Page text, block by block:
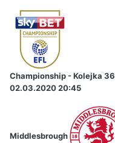
Championship - Kolejka 36
02.03.2020 20:45
Middlesbrough